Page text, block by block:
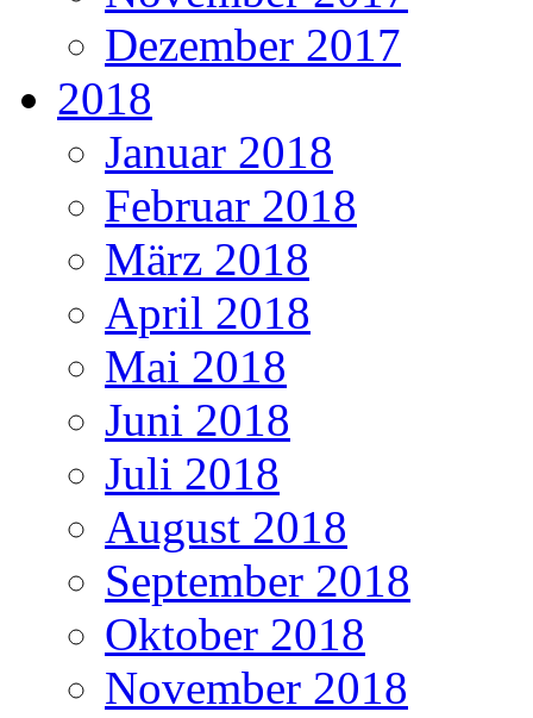
Dezember 2017
2018
Januar 2018
Februar 2018
März 2018
April 2018
Mai 2018
Juni 2018
Juli 2018
August 2018
September 2018
Oktober 2018
November 2018